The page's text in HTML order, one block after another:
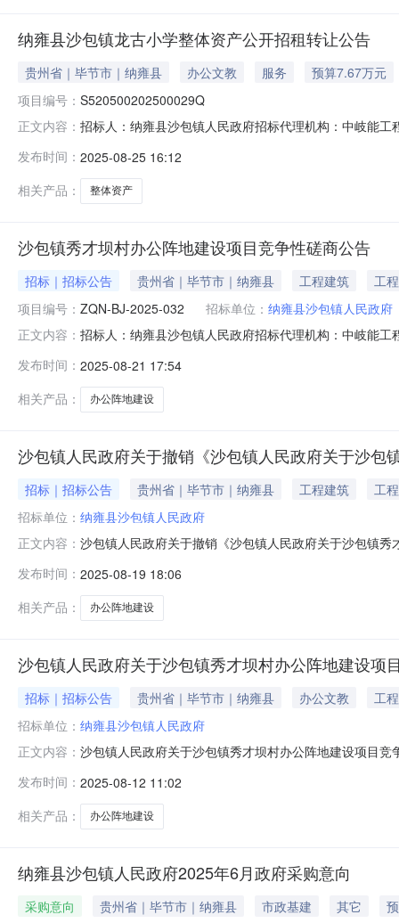
纳雍县沙包镇龙古小学整体资产公开招租转让公告
贵州省｜毕节市｜纳雍县 办公文教 服务
预算7.67万元
项目编号： S520500202500029Q
正文内容： 招标人：纳雍县沙包镇人民政府招标代理机构：中岐能
建筑物情况如下:①纳雍县沙包镇龙古小学1号楼，建筑
纳雍县沙
发布时间： 2025-08-25 16:12
相关产品：
整体资产
沙包镇秀才坝村办公阵地建设项目竞争性磋商公告
招标｜招标公告 贵州省｜毕节市｜纳雍县 工程建筑
工程
项目编号： ZQN-BJ-2025-032 招标单位： 纳雍县沙包镇人民政府
正文内容： 招标人：纳雍县沙包镇人民政府招标代理机构：中岐能
包镇秀才坝村办公阵地建设项目采购方式：竞争性磋商
件5“
发布时间： 2025-08-21 17:54
相关产品：
办公阵地建设
沙包镇人民政府关于撤销《沙包镇人民政府关于沙
招标｜招标公告 贵州省｜毕节市｜纳雍县 工程建筑
工程
招标单位： 纳雍县沙包镇人民政府
正文内容： 沙包镇人民政府关于撤销《沙包镇人民政府关于沙包镇
关注第三方招标代理机构在贵州省招标投标公共服务平
发布时间： 2025-08-19 18:06
相关产品：
办公阵地建设
沙包镇人民政府关于沙包镇秀才坝村办公阵地建设项
招标｜招标公告 贵州省｜毕节市｜纳雍县 办公文教
工程
招标单位： 纳雍县沙包镇人民政府
正文内容： 沙包镇人民政府关于沙包镇秀才坝村办公阵地建设项目
办公阵地建设项目；（二）采购方式：竞争性谈判；（
目资金；（六）建
发布时间： 2025-08-12 11:02
相关产品：
办公阵地建设
纳雍县沙包镇人民政府2025年6月政府采购意向
采购意向 贵州省｜毕节市｜纳雍县 市政基建 其它